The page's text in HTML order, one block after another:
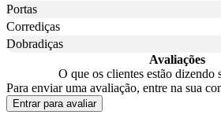
Portas
Corrediças
Dobradiças
Avaliações
O que os clientes estão dizendo
Para enviar uma avaliação, entre na sua
Entrar para avaliar